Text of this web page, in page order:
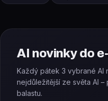
AI novinky do
Každý pátek 3 vybrané AI
nejdůležitější ze světa AI
balastu.